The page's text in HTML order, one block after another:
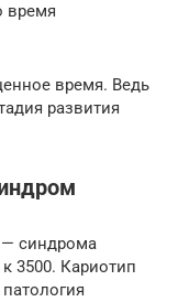
время
время. Ведь
развития
— синдрома
3500. Кариотип